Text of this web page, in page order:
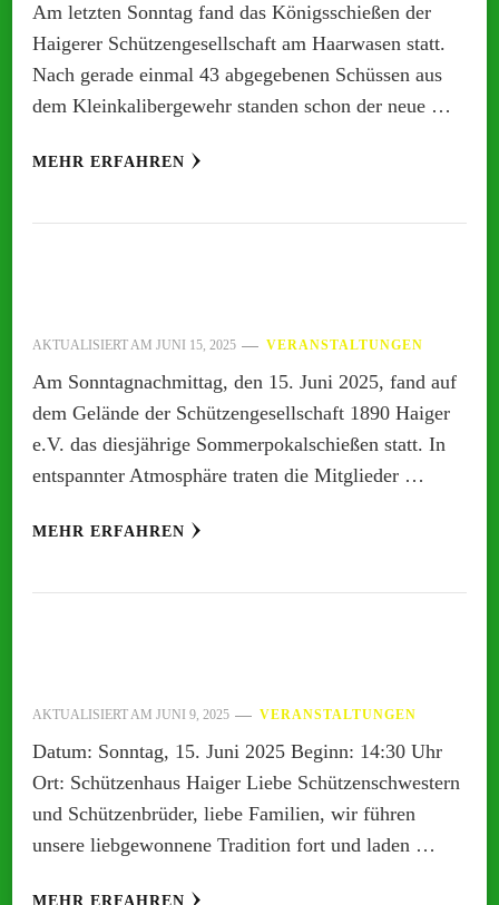
Am letzten Sonntag fand das Königsschießen der
Haigerer Schützengesellschaft am Haarwasen statt.
Nach gerade einmal 43 abgegebenen Schüssen aus
dem Kleinkalibergewehr standen schon der neue …
MEHR ERFAHREN
AKTUALISIERT AM JUNI 15, 2025 VERANSTALTUNGEN
Am Sonntagnachmittag, den 15. Juni 2025, fand auf
dem Gelände der Schützengesellschaft 1890 Haiger
e.V. das diesjährige Sommerpokalschießen statt. In
entspannter Atmosphäre traten die Mitglieder …
MEHR ERFAHREN
AKTUALISIERT AM JUNI 9, 2025 VERANSTALTUNGEN
Datum: Sonntag, 15. Juni 2025 Beginn: 14:30 Uhr
Ort: Schützenhaus Haiger Liebe Schützenschwestern
und Schützenbrüder, liebe Familien, wir führen
unsere liebgewonnene Tradition fort und laden …
MEHR ERFAHREN